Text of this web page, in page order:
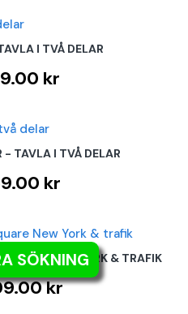
I TVÅ DELAR
kr
- TAVLA I TVÅ DELAR
kr
NEW YORK & TRAFIK
kr
SÖKNING